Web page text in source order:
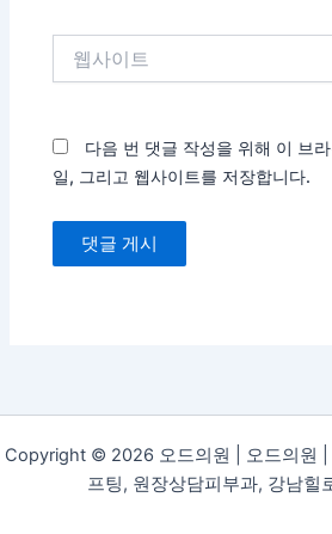
다음 번 댓글 작성을 위해 이 브
일, 그리고 웹사이트를 저장합니다.
Copyright © 2026 오드의원 | 오드의원 |
프팅, 원장상담피부과, 강남힐